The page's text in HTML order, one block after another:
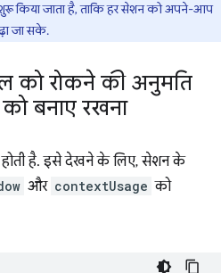
किया जाता है, ताकि हर सेशन को अपने-आप
जा सके.
को रोकने की अनुमति
बनाए रखना
होती है. इसे देखने के लिए, सेशन के
और contextUsage को